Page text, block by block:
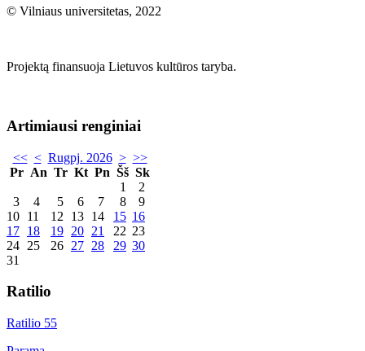
© Vilniaus universitetas, 2022
Projektą finansuoja Lietuvos kultūros taryba.
Artimiausi renginiai
<< < Rugpj. 2026 > >>
Pr An Tr Kt Pn Šš Sk
1
2
3
4 5 6 7 8
9
10 11 12 13 14 15 16
17 18 19 20 21 22 23
24 25 26 27 28 29 30
31
Ratilio
Ratilio 55